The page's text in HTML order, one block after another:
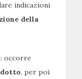
indicazioni
della
occorre
, per poi